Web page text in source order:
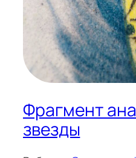
Фрагмент
звезды